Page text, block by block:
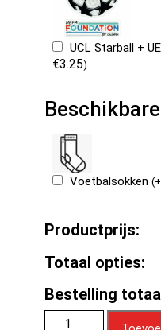
UCL Starball +
€3.25)
Voetbalsokken (+
Productprijs:
Totaal opties:
Bestelling